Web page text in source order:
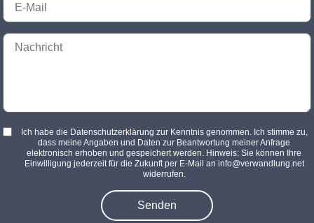
Ich habe die Datenschutzerklärung zur Kenntnis genommen. Ich stimme zu,
dass meine Angaben und Daten zur Beantwortung meiner Anfrage
elektronisch erhoben und gespeichert werden. Hinweis: Sie können Ihre
Einwilligung jederzeit für die Zukunft per E-Mail an info@verwandlung.net
widerrufen.
Senden